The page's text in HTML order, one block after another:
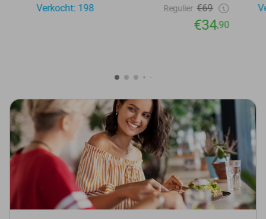
Verkocht: 198
Regulier €69
€34,90